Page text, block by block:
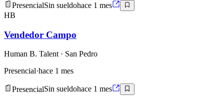
PresencialSin sueldohace 1 mes
HB
Vendedor Campo
Human B. Talent · San Pedro
Presencial·hace 1 mes
PresencialSin sueldohace 1 mes